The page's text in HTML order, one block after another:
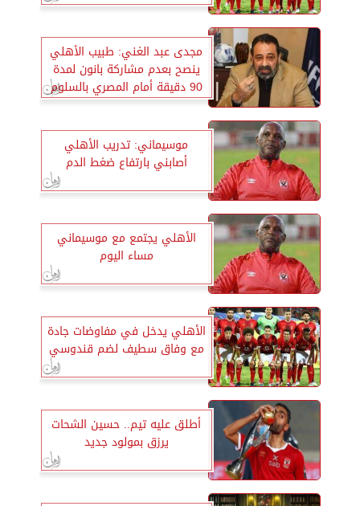
مجدى عبد الغني: طبيب الأهلي
ينصح بعدم مشاركة بانون لمدة
90 دقيقة أمام المصري بالسلوم
موسيماني: تدريب الأهلي
أصابني بارتفاع ضغط الدم
الأهلي يجتمع مع موسيماني
مساء اليوم
الأهلي يدخل في مفاوضات جادة
مع وفاق سطيف لضم قندوسي
أطلق عليه تيم.. حسين الشحات
يرزق بمولود جديد